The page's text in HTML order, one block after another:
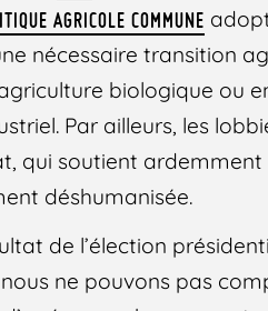
AGRICOLE COMMUNE
nécessaire transition
biologique ou
Par ailleurs, les
qui soutient
déshumanisée.
de l’élection
ne pouvons pas